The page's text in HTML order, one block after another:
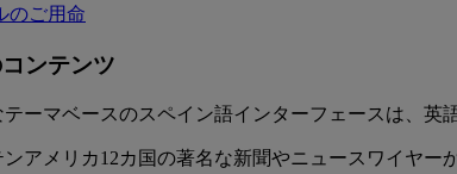
のご用命
ンテンツ
テーマベースのスペイン語インターフェースは、
アメリカ12カ国の著名な新聞やニュースワイヤー